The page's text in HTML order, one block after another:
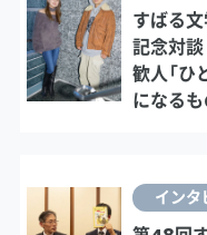
すばる
記念対
歓人「
になる
インタ